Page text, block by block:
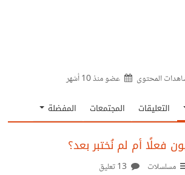
عضو منذ10 أشهر
التعليقات المجتمعات المفضلة
فعلًا أم لم نُختبر بعد؟
مسلسلات